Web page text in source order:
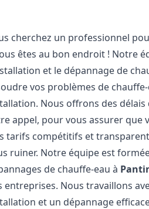
cherchez un professionnel
êtes au bon endroit ! Notre
et le dépannage de
vos problèmes de
Nous offrons des
appel, pour vous assurer que
tarifs compétitifs et
ruiner. Notre équipe est
de chauffe-eau à
entreprises. Nous travaillons
et un dépannage